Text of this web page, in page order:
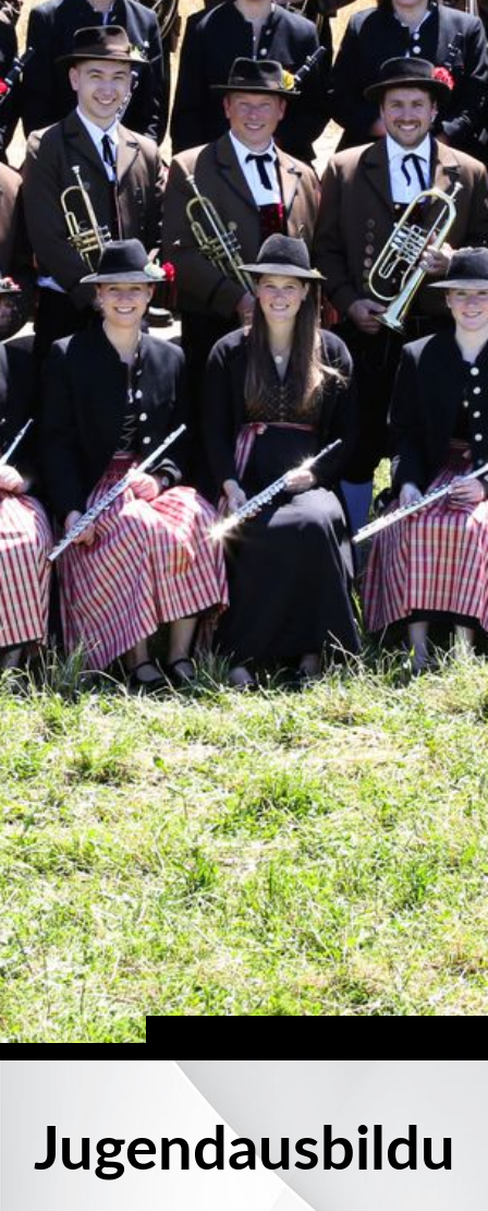
Jugendausbildu